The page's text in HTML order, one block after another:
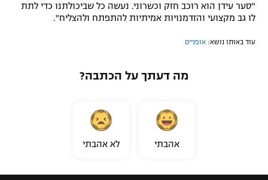
"סער עידן הוא רוכב חזק וכשרוני. נעשה כל שביכולתנו כדי לתת
לו גב מקצועי והזדמנויות אמיתיות להתפתח ולהצליח".
עוד באותו נושא: אופניים
מה דעתך על הכתבה?
אהבתי לא אהבתי